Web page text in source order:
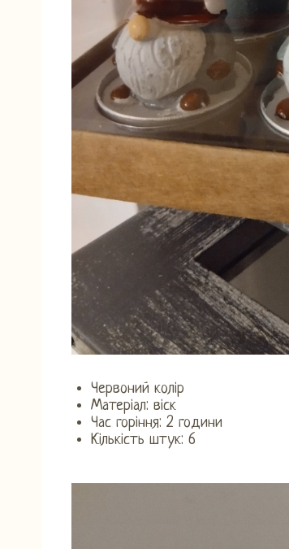
Червоний колір
Матеріал: віск
Час горіння: 2 години
Кількість штук: 6